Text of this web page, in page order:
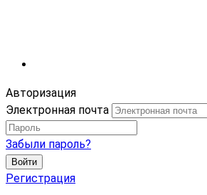
Авторизация
Электронная почта
Забыли пароль?
Войти
Регистрация